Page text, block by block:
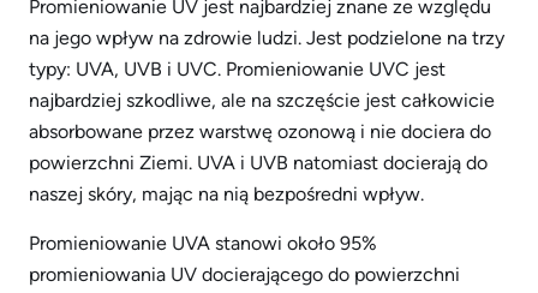
Promieniowanie UV jest najbardziej znane ze względu
na jego wpływ na zdrowie ludzi. Jest podzielone na trzy
typy: UVA, UVB i UVC. Promieniowanie UVC jest
najbardziej szkodliwe, ale na szczęście jest całkowicie
absorbowane przez warstwę ozonową i nie dociera do
powierzchni Ziemi. UVA i UVB natomiast docierają do
naszej skóry, mając na nią bezpośredni wpływ.
Promieniowanie UVA stanowi około 95%
promieniowania UV docierającego do powierzchni